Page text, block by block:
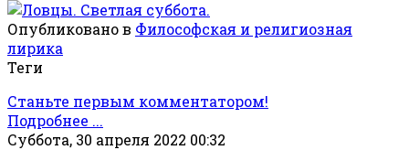
Опубликовано в Философская и религиозная
лирика
Теги
Станьте первым комментатором!
Подробнее ...
Суббота, 30 апреля 2022 00:32